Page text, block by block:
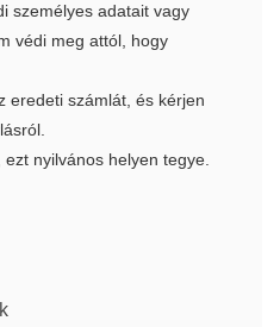
személyes adatait vagy
védi meg attól, hogy
eredeti számlát, és kérjen
nyilvános helyen tegye.